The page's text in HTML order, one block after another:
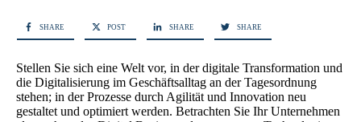
SHARE POST SHARE SHARE
Stellen Sie sich eine Welt vor, in der digitale Transformation und
die Digitalisierung im Geschäftsalltag an der Tagesordnung
stehen; in der Prozesse durch Agilität und Innovation neu
gestaltet und optimiert werden. Betrachten Sie Ihr Unternehmen